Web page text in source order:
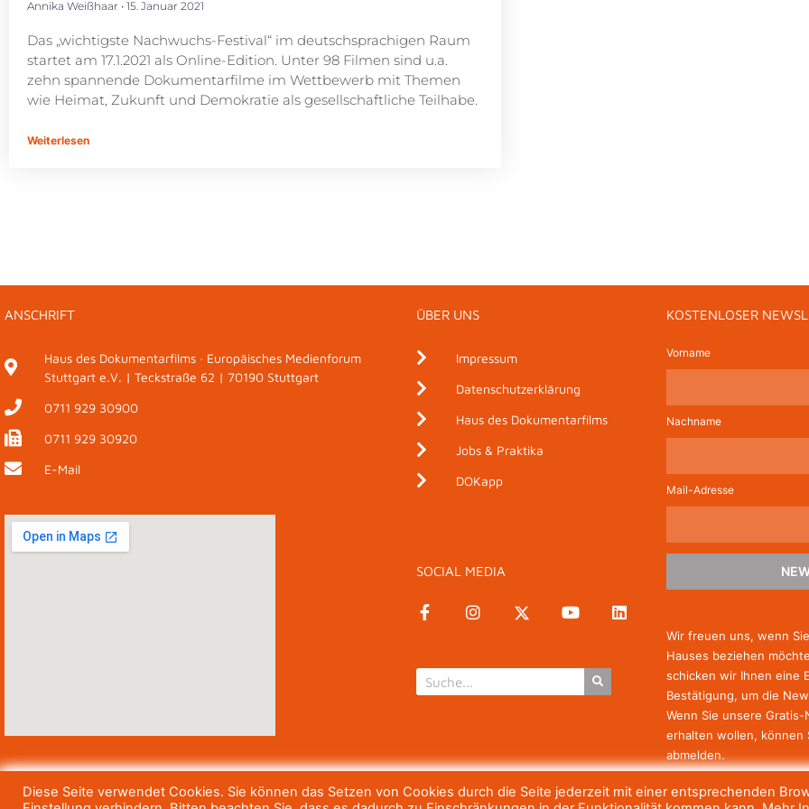
Annika Weißhaar 15. Januar 2021
Das „wichtigste Nachwuchs-Festival“ im deutschsprachigen Raum
startet am 17.1.2021 als Online-Edition. Unter 98 Filmen sind u.a.
zehn spannende Dokumentarfilme im Wettbewerb mit Themen
wie Heimat, Zukunft und Demokratie als gesellschaftliche Teilhabe.
Weiterlesen
ANSCHRIFT
Haus des Dokumentarfilms · Europäisches Medienforum
Stuttgart e.V. | Teckstraße 62 | 70190 Stuttgart
0711 929 30900
0711 929 30920
E-Mail
ÜBER UNS
Impressum
Datenschutzerklärung
Haus des Dokumentarfilms
Jobs & Praktika
DOKapp
SOCIAL MEDIA
KOSTENLOSER
Vorname
Nachname
Mail-Adresse
Wir freuen uns, wenn
Hauses beziehen
schicken wir Ihnen eine
Bestätigung, um die
Wenn Sie unsere
erhalten wollen, können
abmelden.
Diese Seite verwendet Cookies. Sie können das Setzen von Cookies durch die Seite jederzeit mit einer entsprechenden